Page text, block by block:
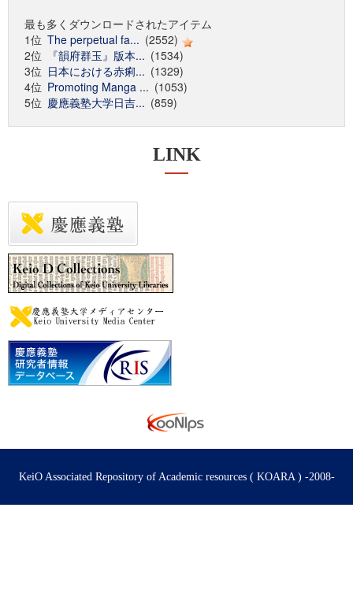
最も多くダウンロードされたアイテム
1位 The perpetual fa... (2552)
2位
『韻府群玉』版本... (1534)
3位 日本における赤痢... (1329)
4位 Promoting Manga ... (1053)
5位 慶應義塾大学日吉... (859)
LINK
KeiO Associated Repository of Academic resources ( KOARA ) -2008-